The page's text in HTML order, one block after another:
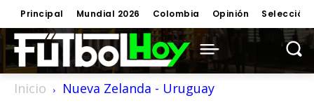
Principal Mundial 2026 Colombia Opinión Selección
Inicio Nueva Zelanda - Uruguay